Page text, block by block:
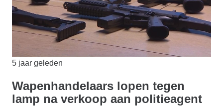
5 jaar geleden
Wapenhandelaars lopen tegen
lamp na verkoop aan politieagent